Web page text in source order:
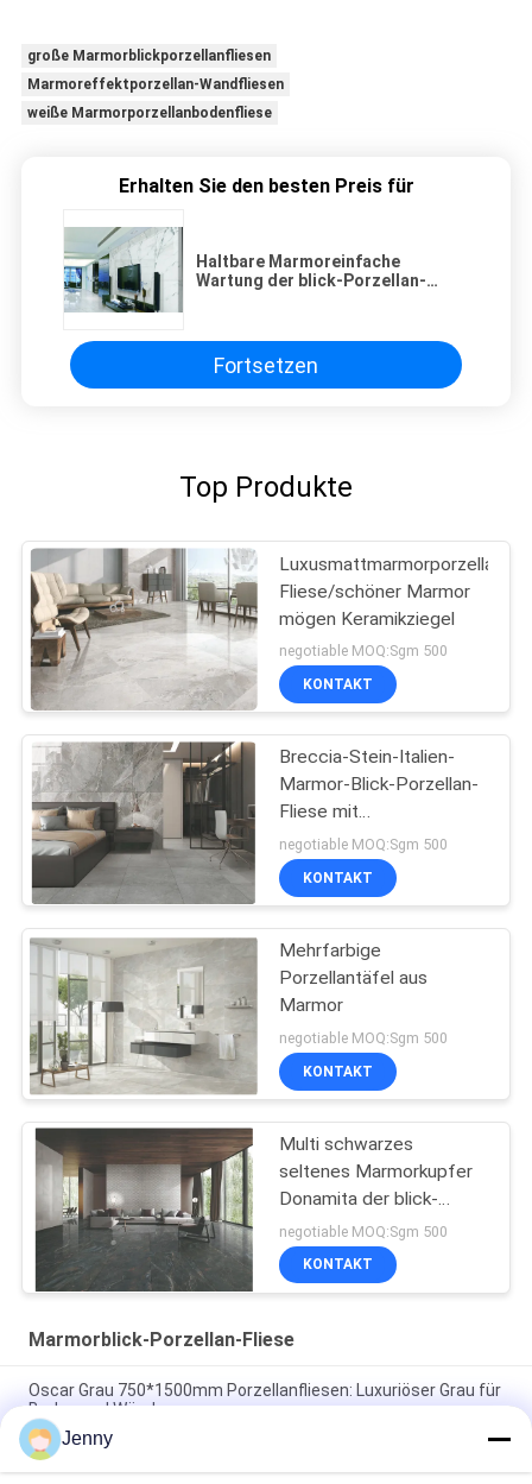
große Marmorblickporzellanfliesen
Marmoreffektporzellan-Wandfliesen
weiße Marmorporzellanbodenfliese
Erhalten Sie den besten Preis für
Haltbare Marmoreinfache
Wartung der blick-Porzellan-
Fortsetzen
Top Produkte
Luxusmattmarmorporzellan-
Fliese/schöner Marmor
mögen Keramikziegel
negotiable MOQ:Sgm 500
KONTAKT
Breccia-Stein-Italien-
Marmor-Blick-Porzellan-
Fliese mit
Polier-/Mattoberfläche
negotiable MOQ:Sgm 500
KONTAKT
Mehrfarbige
Porzellantäfel aus
Marmor
negotiable MOQ:Sgm 500
KONTAKT
Multi schwarzes
seltenes Marmorkupfer
Donamita der blick-
Porzellan-Fliesen-
Größen-24x48
negotiable MOQ:Sgm 500
KONTAKT
Marmorblick-Porzellan-Fliese
Oscar Grau 750*1500mm Porzellanfliesen: Luxuriöser Grau für
Boden und Wände
Grüne Porzellanfliesen: 750*1500 mm, 9,5 mm dick, Marmor-
ähnliche Oberfläche
Jenny